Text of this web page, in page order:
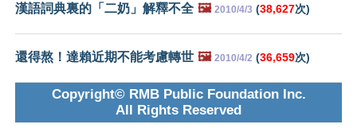
漢語詞典裏的「二奶」解釋不全 🖼️ 2010/4/3 (38,627次)
還得熬！達賴近期不能考慮轉世 🖼️ 2010/4/2 (36,659次)
Copyright© RMB Public Foundation Inc.
All Rights Reserved